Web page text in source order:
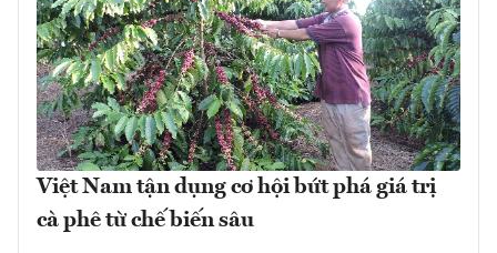
Việt Nam tận dụng cơ hội bứt phá giá trị
cà phê từ chế biến sâu